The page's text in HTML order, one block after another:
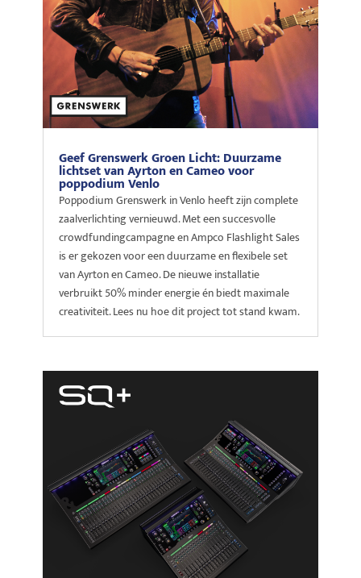
Geef Grenswerk Groen Licht: Duurzame
lichtset van Ayrton en Cameo voor
poppodium Venlo
Poppodium Grenswerk in Venlo heeft zijn complete
zaalverlichting vernieuwd. Met een succesvolle
crowdfundingcampagne en Ampco Flashlight Sales
is er gekozen voor een duurzame en flexibele set
van Ayrton en Cameo. De nieuwe installatie
verbruikt 50% minder energie én biedt maximale
creativiteit. Lees nu hoe dit project tot stand kwam.